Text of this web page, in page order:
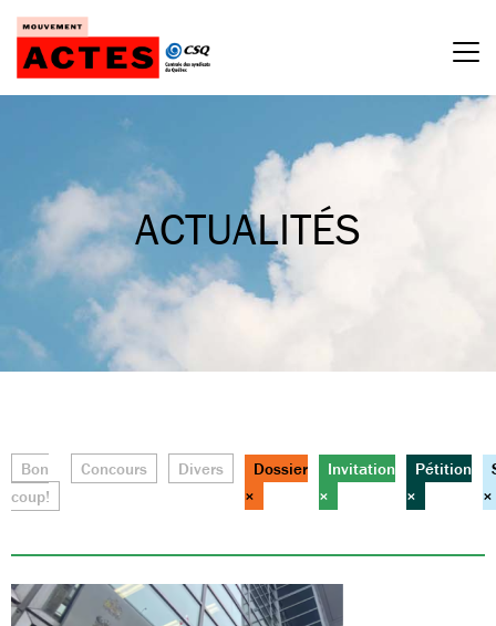
Passer
contenu
ACTUALITÉS
Bon
coup!
Concours Divers
Dossier
×
Invitation
×
Pétition
×
×